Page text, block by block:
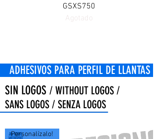
GSXS750
Agotado
PARA PERFIL DE LLANTAS
SIN LOGOS / WITHOUT LOGOS /
SANS LOGOS / SENZA LOGOS
Personalízalo!